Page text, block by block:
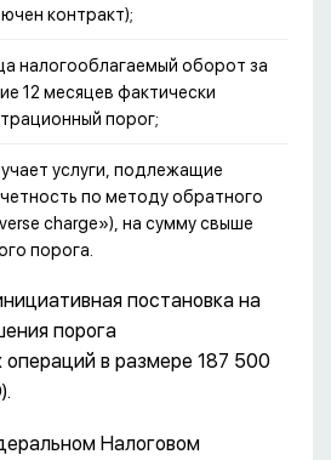
контракт);
налогооблагаемый оборот за
12 месяцев фактически
порог;
услуги, подлежащие
по методу обратного
charge»), на сумму свыше
порога.
постановка на
порога
операций в размере 187 500
Налоговом